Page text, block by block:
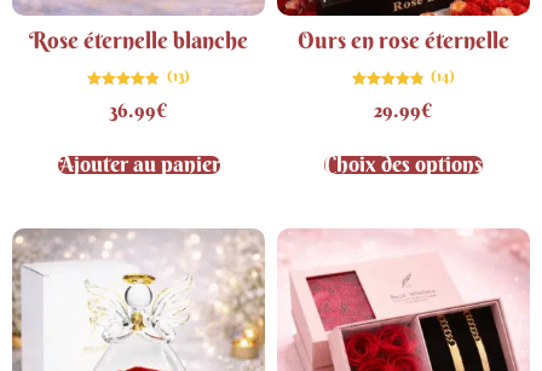
Rose éternelle blanche
4.85
sur 5
(13)
36.99€
Ajouter au panier
Ours en rose éternelle
4.79
sur 5
(14)
29.99€
Choix des options